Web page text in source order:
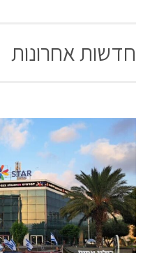
חדשות אחרונות